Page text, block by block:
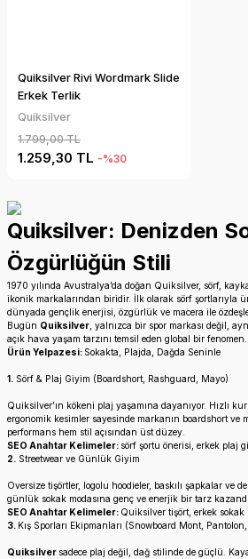
Quiksilver Rivi Wordmark Slide
Erkek Terlik
Quiksilver
1.799,00 TL
1.259,30 TL -%30
Quiksilver: Denizden
Özgürlüğün Stili
1970 yılında Avustralya’da doğan Quiksilver, sörf,
ikonik markalarından biridir. İlk olarak sörf şortlarıyla
dünyada gençlik enerjisi, özgürlük ve macera ile
Bugün Quiksilver , yalnızca bir spor markası değil,
açık hava yaşam tarzını temsil eden global bir fenomen.
Ürün Yelpazesi: Sokakta, Plajda, Dağda Seninle
1. Sörf & Plaj Giyim (Boardshort, Rashguard, Mayo)
Quiksilver’ın kökeni plaj yaşamına dayanıyor. Hızlı
ergonomik kesimler sayesinde markanın boardshort ve
performans hem stil açısından üst düzey.
SEO Anahtar Kelimeler: sörf şortu önerisi, erkek plaj
2. Streetwear ve Günlük Giyim
Oversize tişörtler, logolu hoodieler, baskılı şapkalar ve
günlük sokak modasına genç ve enerjik bir tarz
SEO Anahtar Kelimeler: Quiksilver tişört, erkek sokak
3. Kış Sporları Ekipmanları (Snowboard Mont,
Quiksilver sadece plaj değil, dağ stilinde de güçlü.